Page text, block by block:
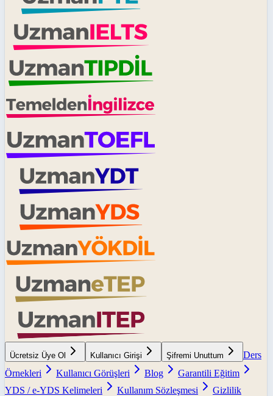
Ücretsiz Üye Ol Kullanıcı Girişi Şifremi Unuttum
Ders
Örnekleri
Kullanıcı Görüşleri Blog
Garantili Eğitim
YDS / e-YDS Kelimeleri
Kullanım Sözleşmesi
Gizlilik